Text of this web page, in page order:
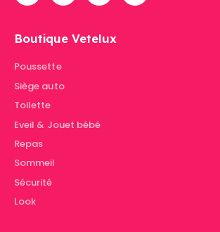
Boutique Vetelux
Poussette
Siège auto
Toilette
Eveil & Jouet bébé
Repas
Sommeil
Sécurité
Look